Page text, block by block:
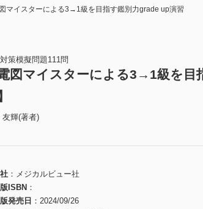
マイスターによる3→1級を目指す鑑別力grade up演習
策模擬問題111問
図マイスターによる3→1級を目
友輝(著者)
メジカルビュー社
ISBN
発売日
2024/09/26